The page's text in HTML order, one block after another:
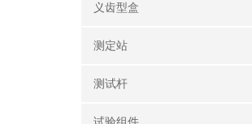
义齿型盒
测定站‌
测试杆